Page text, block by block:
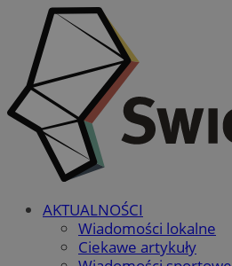
AKTUALNOŚCI
Wiadomości lokalne
Ciekawe artykuły